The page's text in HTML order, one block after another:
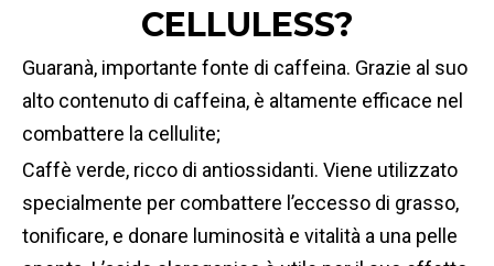
CELLULESS?
Guaranà, importante fonte di caffeina. Grazie al suo
alto contenuto di caffeina, è altamente efficace nel
combattere la cellulite;
Caffè verde, ricco di antiossidanti. Viene utilizzato
specialmente per combattere l’eccesso di grasso,
tonificare, e donare luminosità e vitalità a una pelle